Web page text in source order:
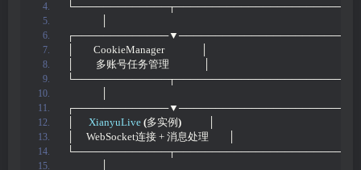
└─────────────┬───────────────────────┘
┌─────────────▼───────────────────────┐
│        CookieManager               │
│         多账号任务管理              │
└─────────────┬───────────────────────┘
┌─────────────▼───────────────────────┐
XianyuLive (多实例 )
│     WebSocket连接 + 消息处理        │
└─────────────┬───────────────────────┘